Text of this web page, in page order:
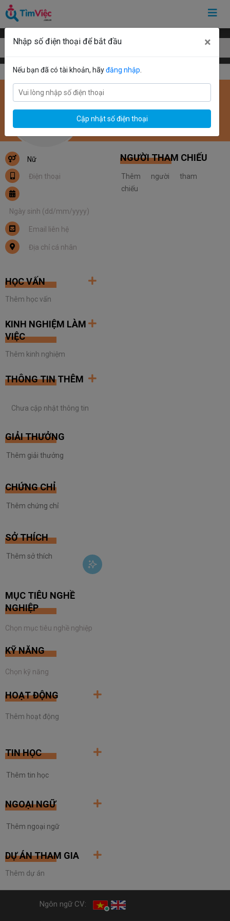
Mẫu CV Nhà hàng Khách sạn
NHÀ HÀNG KHÁCH SẠN
Nữ


HỌC VẤN
Thêm học vấn
KINH NGHIỆM LÀM
VIỆC
Thêm kinh nghiệm
THÔNG TIN THÊM
Chưa cập nhật thông tin
GIẢI THƯỞNG
CHỨNG CHỈ
SỞ THÍCH
NGƯỜI THAM CHIẾU
MỤC TIÊU NGHỀ
NGHIỆP
KỸ NĂNG
HOẠT ĐỘNG
Thêm hoạt động
TIN HỌC
NGOẠI NGỮ
DỰ ÁN THAM GIA
Thêm dự án
Ngôn ngữ CV:
Nhập số điện thoại để bắt đầu ×
Nếu bạn đã có tài khoản, hãyđăng nhập
Cập nhật số điện thoại